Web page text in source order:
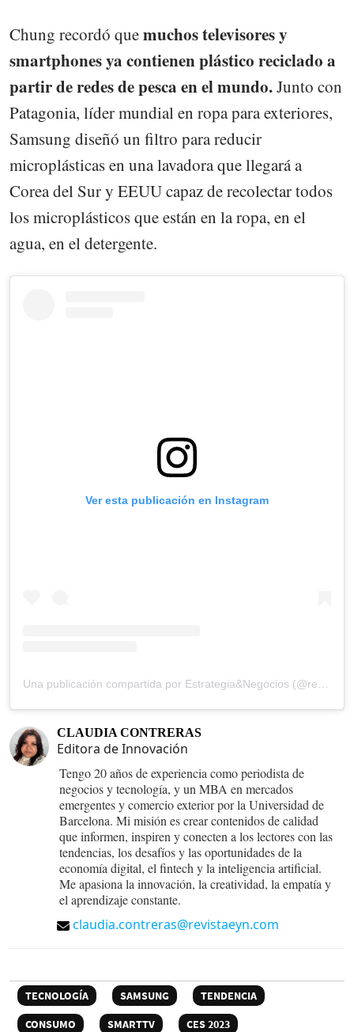
Chung recordó quemuchos televisores y
smartphones ya contienen plástico reciclado a
partir de redes de pesca en el mundo.Junto con
Patagonia, líder mundial en ropa para exteriores,
Samsung diseñó un filtro para reducir
microplásticas en una lavadora que llegará a
Corea del Sur y EEUU capaz de recolectar todos
los microplásticos que están en la ropa, en el
agua, en el detergente.
Ver esta publicación en Instagram
CLAUDIA CONTRERAS
Editora de Innovación
Tengo 20 años de experiencia como periodista de
negocios y tecnología, y un MBA en mercados
emergentes y comercio exterior por la Universidad de
Barcelona. Mi misión es crear contenidos de calidad
que informen, inspiren y conecten a los lectores con las
tendencias, los desafíos y las oportunidades de la
economía digital, el fintech y la inteligencia artificial.
Me apasiona la innovación, la creatividad, la empatía y
el aprendizaje constante.
claudia.contreras@revistaeyn.com
TECNOLOGÍA SAMSUNG
TENDENCIA
CONSUMO
SMARTTV
CES 2023